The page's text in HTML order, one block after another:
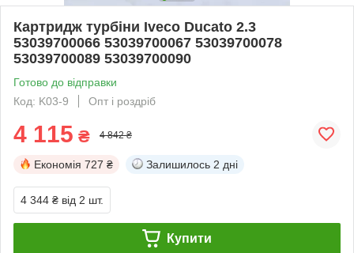
Картридж турбіни Iveco Ducato 2.3
53039700066 53039700067 53039700078
53039700089 53039700090
Готово до відправки
Код: K03-9
Опт і роздріб
4 115 ₴ 4 842 ₴
Економія 727 ₴ Залишилось 2 дні
4 344 ₴ від 2 шт.
Купити